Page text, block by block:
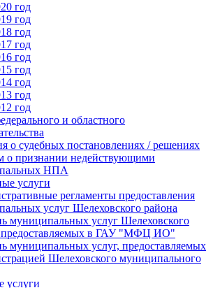
год
год
год
год
год
год
год
год
год
и областного
о судебных постановлениях / решениях
о признании недействующими
НПА
услуги
регламенты предоставления
услуг Шелеховского района
муниципальных услуг Шелеховского
предоставляемых в ГАУ "МФЦ ИО"
муниципальных услуг, предоставляемых
Шелеховского муниципального
услуги